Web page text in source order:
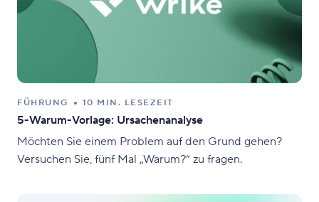
FÜHRUNG 10 MIN. LESEZEIT
5-Warum-Vorlage: Ursachenanalyse
Möchten Sie einem Problem auf den Grund gehen?
Versuchen Sie, fünf Mal „Warum?“ zu fragen.